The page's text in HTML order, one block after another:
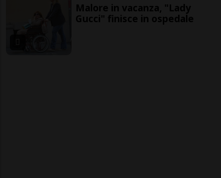
Malore in vacanza, "Lady
Gucci" finisce in ospedale